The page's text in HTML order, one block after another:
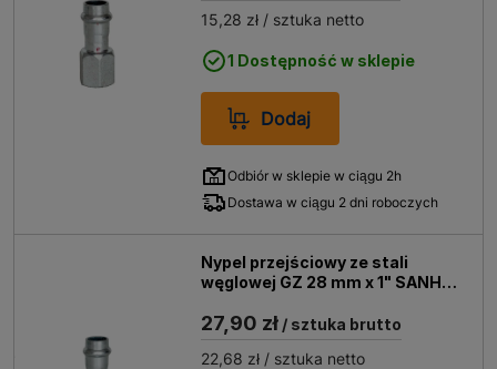
15,28 zł / sztuka netto
1 Dostępność w sklepie
Dodaj
Odbiór w sklepie w ciągu 2h
Dostawa w ciągu 2 dni roboczych
Nypel przejściowy ze stali
węglowej GZ 28 mm x 1" SANHA-
27,90 zł / sztuka brutto
22,68 zł / sztuka netto